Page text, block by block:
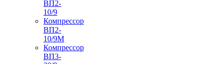
ВП2-
10/9
Компрессор
ВП2-
10/9М
Компрессор
ВП3-